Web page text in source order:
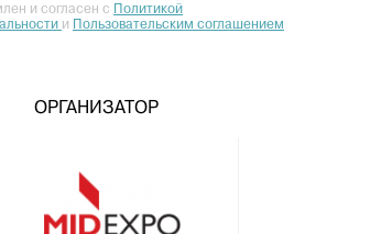
и согласен с
Политикой
и Пользовательским соглашением
ОРГАНИЗАТОР